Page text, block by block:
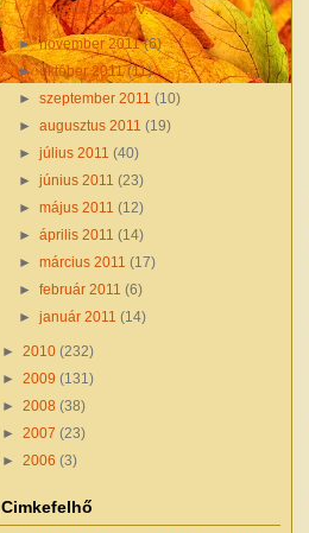
Palántaszezon V.
►november 2011(6)
►október 2011(11)
►szeptember 2011(10)
►augusztus 2011(19)
►július 2011(40)
►június 2011(23)
►május 2011(12)
►április 2011(14)
►március 2011(17)
►február 2011(6)
►január 2011(14)
► 2010 (232)
► 2009 (131)
► 2008 (38)
► 2007 (23)
► 2006 (3)
Cimkefelhő